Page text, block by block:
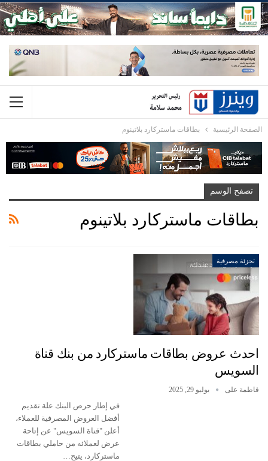
الصفحة الرئيسية بطاقات ماستركارد بلاتينوم
تصفح الوسم
بطاقات ماستركارد بلاتينوم
تجزئة مصرفية
احدث عروض بطاقات ماستركارد من بنك قناة
السويس
فاطمة على يوليو 29, 2025
في إطار حرص البنك علة تقديم
أفضل العروض المصرفية للعملاء،
أعلن "قناة السويس" عن إتاحة
عرض لعملائه من حاملي بطاقات
ماستركارد، يتيح…